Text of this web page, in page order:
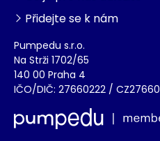
Přidejte se k nám
Pumpedu s.r.o.
Na Strži 1702/65
140 00 Praha 4
IČO/DIČ: 27660222 /